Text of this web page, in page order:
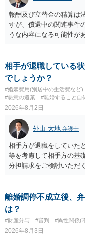
離婚訴訟で離婚原因を主
も少なくありません。見
よいと思います。
報酬及び立替金の精算は
すが、償還中の関連事件
うな内容になる可能性が
情によって対応が違いま
実です。
相手が退職している
でしょうか？
#婚姻費用(別居中の生活費など)
#悪意の遺棄
#離婚すること自
2026年8月2日
外山 大地 弁護士
相手方が退職をしていた
等を考慮して相手方の基
分担請求をご検討いただ
て、ご検討いただくのが
離婚調停不成立後、
は？
#財産分与 #審判 #異性関係(
2026年8月3日